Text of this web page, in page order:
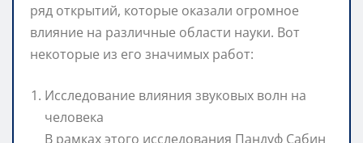
ряд открытий, которые оказали огромное
влияние на различные области науки. Вот
некоторые из его значимых работ:
Исследование влияния звуковых волн на
человека
В рамках этого исследования Пандуф Сабин